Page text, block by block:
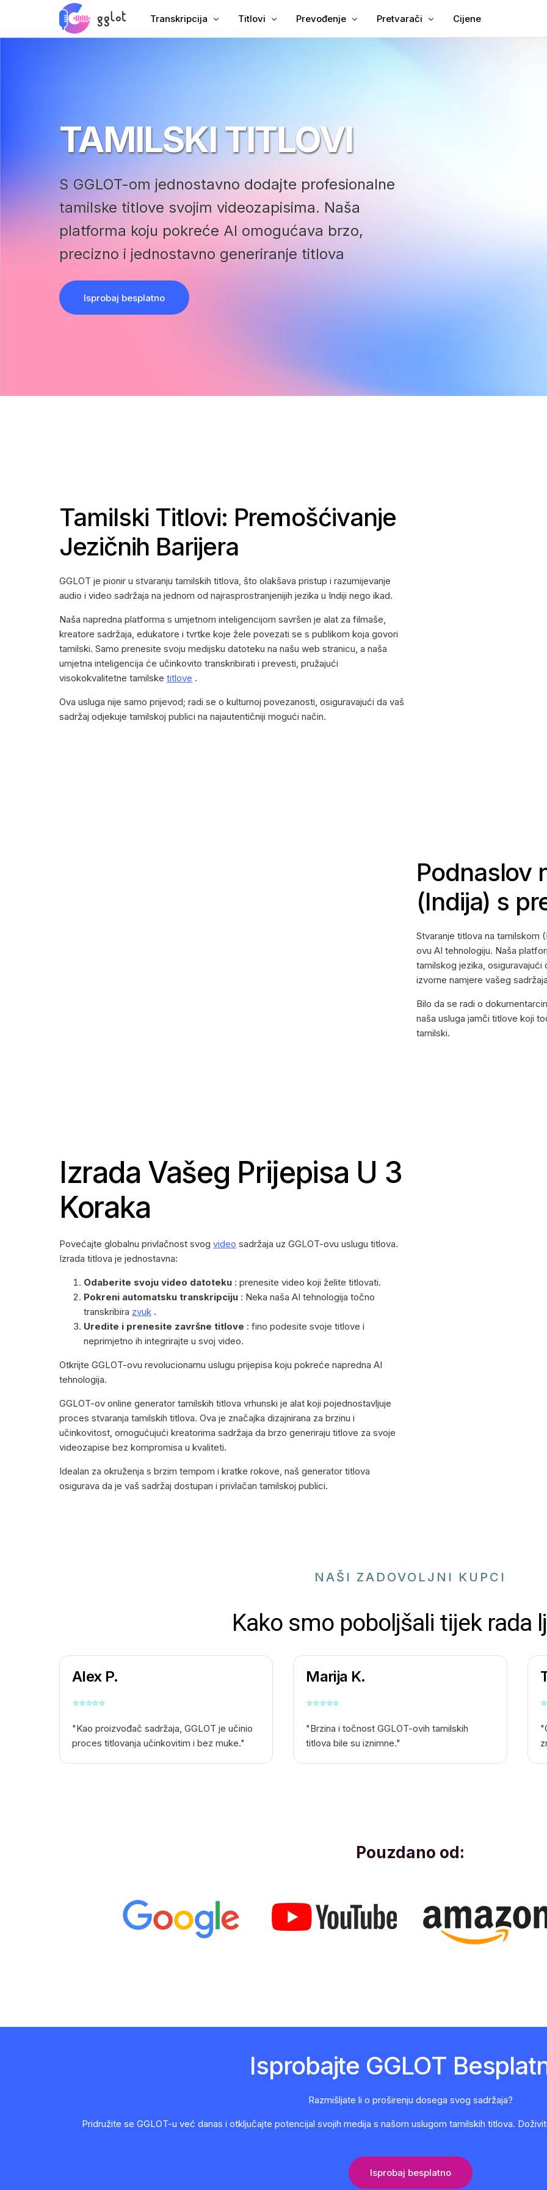
Transkripcija
Transkripcija sastanka
Audio u tekst
Audioknjiga Voiceover
Titlovi
AI sinkronizacija
Prevoditelj titlova
Prevođenje Pretvarači Cijene
TAMILSKI TITLOVI
S GGLOT-om jednostavno dodajte profesionalne
tamilske titlove svojim videozapisima. Naša
platforma koju pokreće AI omogućava brzo,
precizno i jednostavno generiranje titlova
Isprobaj besplatno
Tamilski Titlovi: Premošćivanje
Jezičnih Barijera
GGLOT je pionir u stvaranju tamilskih titlova, što olakšava pristup i razumijevanje
audio i video sadržaja na jednom od najrasprostranjenijih jezika u Indiji nego ikad.
Naša napredna platforma s umjetnom inteligencijom savršen je alat za filmaše,
kreatore sadržaja, edukatore i tvrtke koje žele povezati se s publikom koja govori
tamilski. Samo prenesite svoju medijsku datoteku na našu web stranicu, a naša
umjetna inteligencija će učinkovito transkribirati i prevesti, pružajući
visokokvalitetne tamilske titlove .
Ova usluga nije samo prijevod; radi se o kulturnoj povezanosti, osiguravajući da vaš
sadržaj odjekuje tamilskoj publici na najautentičniji mogući način.
Podnaslov
(Indija) s
Stvaranje titlova na tamilskom
ovu AI tehnologiju. Naša
tamilskog jezika, osiguravajući
izvorne namjere vašeg
Bilo da se radi o
naša usluga jamči titlove koji
tamilski.
Izrada Vašeg Prijepisa U 3
Koraka
Povećajte globalnu privlačnost svog video sadržaja uz GGLOT-ovu uslugu titlova.
Izrada titlova je jednostavna:
Odaberite svoju video datoteku : prenesite video koji želite titlovati.
Pokreni automatsku transkripciju : Neka naša AI tehnologija točno
transkribira zvuk .
Uredite i prenesite završne titlove : fino podesite svoje titlove i
neprimjetno ih integrirajte u svoj video.
Otkrijte GGLOT-ovu revolucionarnu uslugu prijepisa koju pokreće napredna AI
tehnologija.
GGLOT-ov online generator tamilskih titlova vrhunski je alat koji pojednostavljuje
proces stvaranja tamilskih titlova. Ova je značajka dizajnirana za brzinu i
učinkovitost, omogućujući kreatorima sadržaja da brzo generiraju titlove za svoje
videozapise bez kompromisa u kvaliteti.
Idealan za okruženja s brzim tempom i kratke rokove, naš generator titlova
osigurava da je vaš sadržaj dostupan i privlačan tamilskoj publici.
NAŠI ZADOVOLJNI KUPCI
Kako smo poboljšali tijek rada
Alex P.
⭐⭐⭐⭐⭐
"Kao proizvođač sadržaja, GGLOT je učinio
proces titlovanja učinkovitim i bez muke."
Marija K.
⭐⭐⭐⭐⭐
"Brzina i točnost GGLOT-ovih tamilskih
titlova bile su iznimne."
⭐
Pouzdano od:
Isprobajte GGLOT
Razmišljate li o proširenju dosega svog sadržaja?
Pridružite se GGLOT-u već danas i otključajte potencijal svojih medija s našom uslugom tamilskih titlova.
Isprobaj besplatno